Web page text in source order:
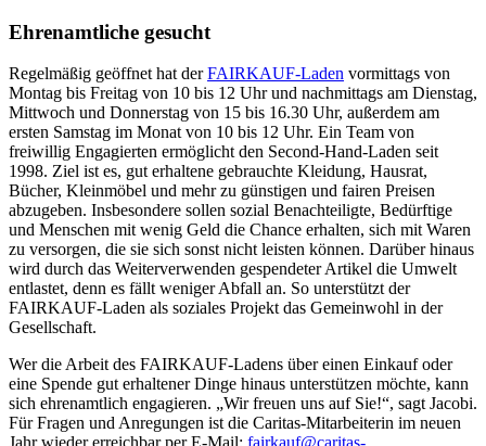
Ehrenamtliche gesucht
Regelmäßig geöffnet hat derFAIRKAUF-Laden vormittags von
Montag bis Freitag von 10 bis 12 Uhr und nachmittags am Dienstag,
Mittwoch und Donnerstag von 15 bis 16.30 Uhr, außerdem am
ersten Samstag im Monat von 10 bis 12 Uhr. Ein Team von
freiwillig Engagierten ermöglicht den Second-Hand-Laden seit
1998. Ziel ist es, gut erhaltene gebrauchte Kleidung, Hausrat,
Bücher, Kleinmöbel und mehr zu günstigen und fairen Preisen
abzugeben. Insbesondere sollen sozial Benachteiligte, Bedürftige
und Menschen mit wenig Geld die Chance erhalten, sich mit Waren
zu versorgen, die sie sich sonst nicht leisten können. Darüber hinaus
wird durch das Weiterverwenden gespendeter Artikel die Umwelt
entlastet, denn es fällt weniger Abfall an. So unterstützt der
FAIRKAUF-Laden als soziales Projekt das Gemeinwohl in der
Gesellschaft.
Wer die Arbeit des FAIRKAUF-Ladens über einen Einkauf oder
eine Spende gut erhaltener Dinge hinaus unterstützen möchte, kann
sich ehrenamtlich engagieren. „Wir freuen uns auf Sie!“, sagt Jacobi.
Für Fragen und Anregungen ist die Caritas-Mitarbeiterin im neuen